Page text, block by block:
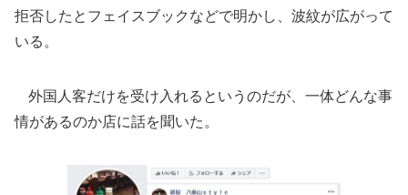
拒否したとフェイスブックなどで明かし、波紋が広がって
いる。
外国人客だけを受け入れるというのだが、一体どんな事
情があるのか店に話を聞いた。